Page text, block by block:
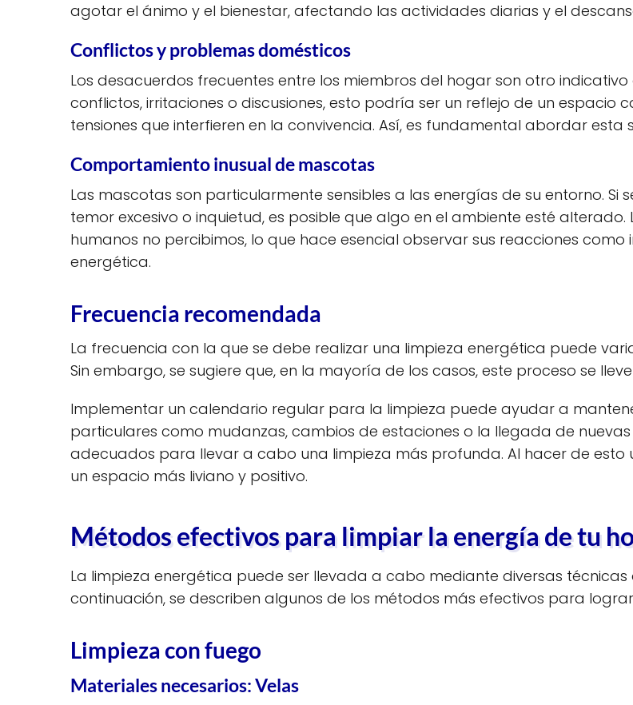
agotar el ánimo y el bienestar, afectando las actividades diarias y el
Conflictos y problemas domésticos
Los desacuerdos frecuentes entre los miembros del hogar son otro
conflictos, irritaciones o discusiones, esto podría ser un reflejo de un
tensiones que interfieren en la convivencia. Así, es fundamental abordar
Comportamiento inusual de mascotas
Las mascotas son particularmente sensibles a las energías de su entorno.
temor excesivo o inquietud, es posible que algo en el ambiente esté
humanos no percibimos, lo que hace esencial observar sus reacciones
energética.
Frecuencia recomendada
La frecuencia con la que se debe realizar una limpieza energética puede
Sin embargo, se sugiere que, en la mayoría de los casos, este proceso se
Implementar un calendario regular para la limpieza puede ayudar a
particulares como mudanzas, cambios de estaciones o la llegada de
adecuados para llevar a cabo una limpieza más profunda. Al hacer de
un espacio más liviano y positivo.
Métodos efectivos para limpiar la energía de tu
La limpieza energética puede ser llevada a cabo mediante diversas
continuación, se describen algunos de los métodos más efectivos para
Limpieza con fuego
Materiales necesarios: Velas